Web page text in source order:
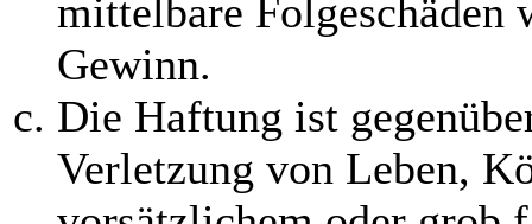
mittelbare Folgeschäden
Gewinn.
Die Haftung ist
Verletzung von Leben,